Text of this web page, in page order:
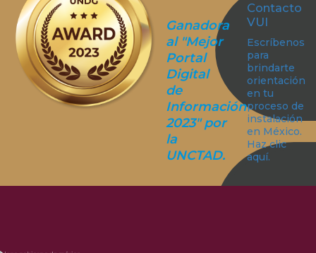
Ganadora
al "Mejor
Portal
Digital
de
Información
2023" por
la
UNCTAD.
Contacto
VUI
Escríbenos
para
brindarte
orientación
en tu
proceso de
instalación
en México.
Haz clic
aquí.